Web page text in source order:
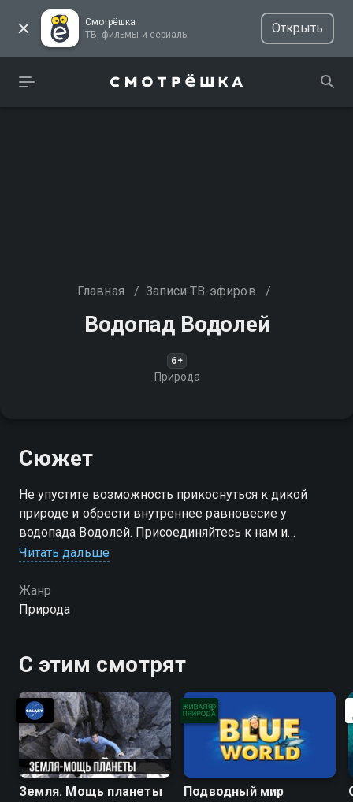
Смотрёшка
ТВ, фильмы и сериалы
Открыть
Главная / Записи ТВ-эфиров /
Водопад Водолей
6+
Природа
Сюжет
Не упустите возможность прикоснуться к дикой
природе и обрести внутреннее равновесие у
водопада Водолей. Присоединяйтесь к нам и
позвольте себе раствориться в магии этого
Читать дальше
Жанр
Природа
С этим смотрят
Земля. Мощь планеты Подводный мир